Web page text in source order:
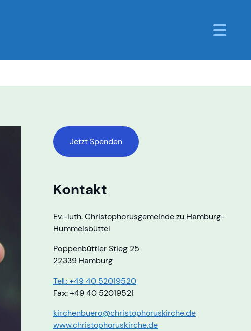
Jetzt Spenden
Kontakt
Ev.-luth. Christophorusgemeinde zu Hamburg-
Hummelsbüttel
Poppenbüttler Stieg 25
22339 Hamburg
Tel.: +49 40 52019520
Fax: +49 40 52019521
kirchenbuero@christophoruskirche.de
www.christophoruskirche.de